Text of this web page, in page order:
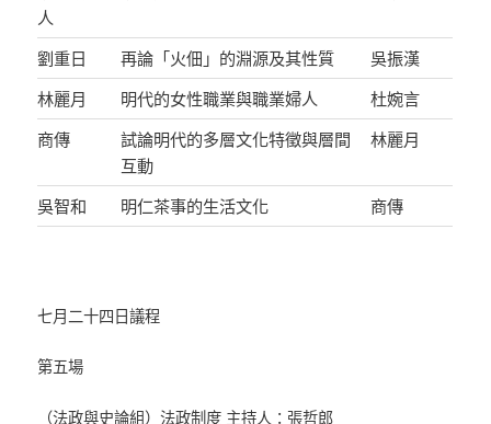
人
劉重日 再論「火佃」的淵源及其性質
吳振漢
林麗月
明代的女性職業與職業婦人
杜婉言
商傳
試論明代的多層文化特徵與層間
互動
林麗月
吳智和 明仁茶事的生活文化 商傳
七月二十四日議程
第五場
（法政與史論組）法政制度 主持人：張哲郎